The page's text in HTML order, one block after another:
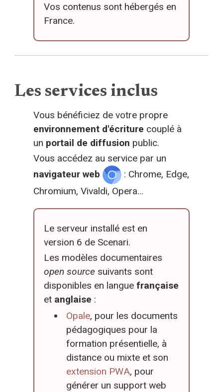
Vos contenus sont hébergés en
France.
Les services inclus
Vous bénéficiez de votre propre
environnement d'écriture couplé à
un portail de diffusion public.
Vous accédez au service par un
navigateur web
: Chrome, Edge,
Chromium, Vivaldi, Opera...
Le serveur installé est en
version 6 de Scenari.
Les modèles documentaires
open source suivants sont
disponibles en languefrançaise
et anglaise :
Opale, pour les documents
pédagogiques pour la
formation présentielle, à
distance ou mixte et son
extension PWA, pour
générer un support web